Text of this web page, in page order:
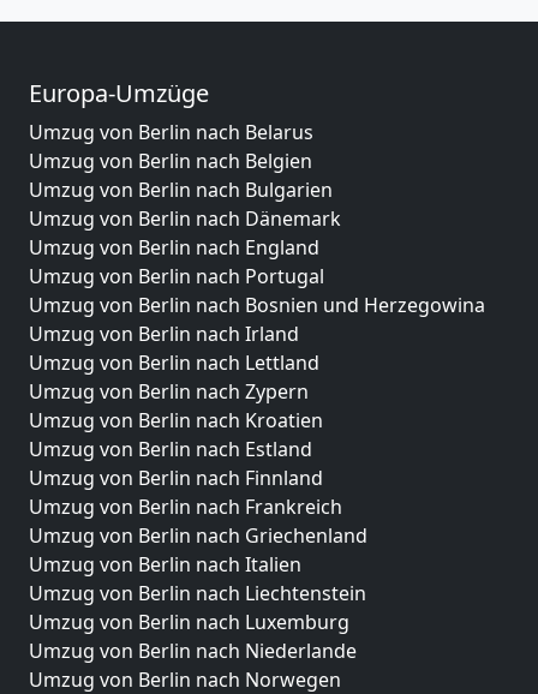
Europa-Umzüge
Umzug von Berlin nach Belarus
Umzug von Berlin nach Belgien
Umzug von Berlin nach Bulgarien
Umzug von Berlin nach Dänemark
Umzug von Berlin nach England
Umzug von Berlin nach Portugal
Umzug von Berlin nach Bosnien und Herzegowina
Umzug von Berlin nach Irland
Umzug von Berlin nach Lettland
Umzug von Berlin nach Zypern
Umzug von Berlin nach Kroatien
Umzug von Berlin nach Estland
Umzug von Berlin nach Finnland
Umzug von Berlin nach Frankreich
Umzug von Berlin nach Griechenland
Umzug von Berlin nach Italien
Umzug von Berlin nach Liechtenstein
Umzug von Berlin nach Luxemburg
Umzug von Berlin nach Niederlande
Umzug von Berlin nach Norwegen